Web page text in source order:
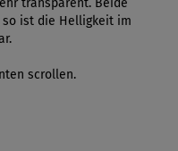
ist die Helligkeit im
scrollen.